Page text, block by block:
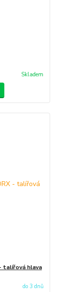
Skladem
talířová hlava
do 3 dnů